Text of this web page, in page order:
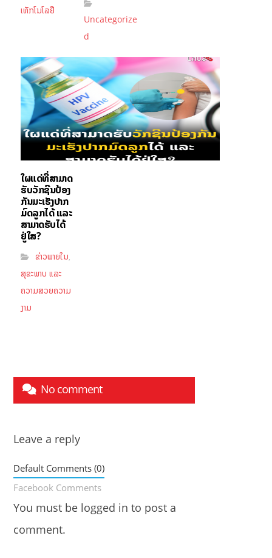
ເທັກໂນໂລຢີ
Uncategorize
d
ໃຜແດ່ທີ່ສາມາດ
ຮັບວັກຊີນປ້ອງ
ກັນມະເຮັງປາກ
ມົດລູກໄດ້ ແລະ
ສາມາດຮັບໄດ້
ຢູ່ໃສ?
ຂ່າວພາຍໃນ,
ສຸຂະພາບ ແລະ
ຄວາມສວຍຄວາມ
ງາມ
No comment
Leave a reply
Default Comments (0)
Facebook Comments
You must be logged in to post a
comment.